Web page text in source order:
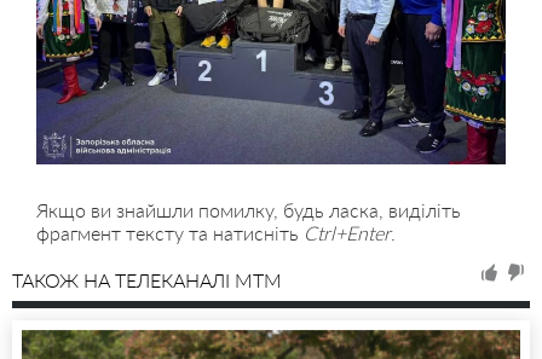
Якщо ви знайшли помилку, будь ласка, виділіть
фрагмент тексту та натисніть Ctrl+Enter.
ТАКОЖ НА ТЕЛЕКАНАЛІ MTM